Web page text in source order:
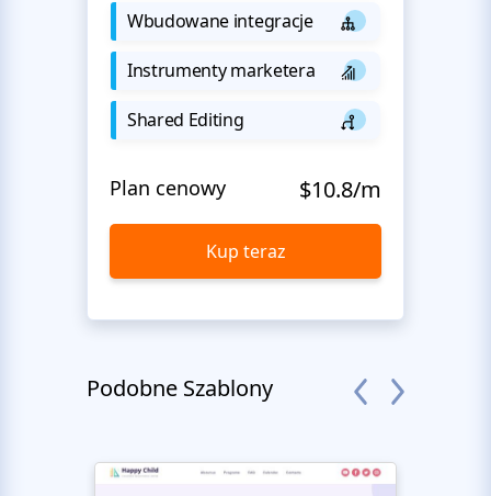
Wbudowane integracje
Instrumenty marketera
Shared Editing
Plan cenowy $10.8/m
Kup teraz
Podobne Szablony